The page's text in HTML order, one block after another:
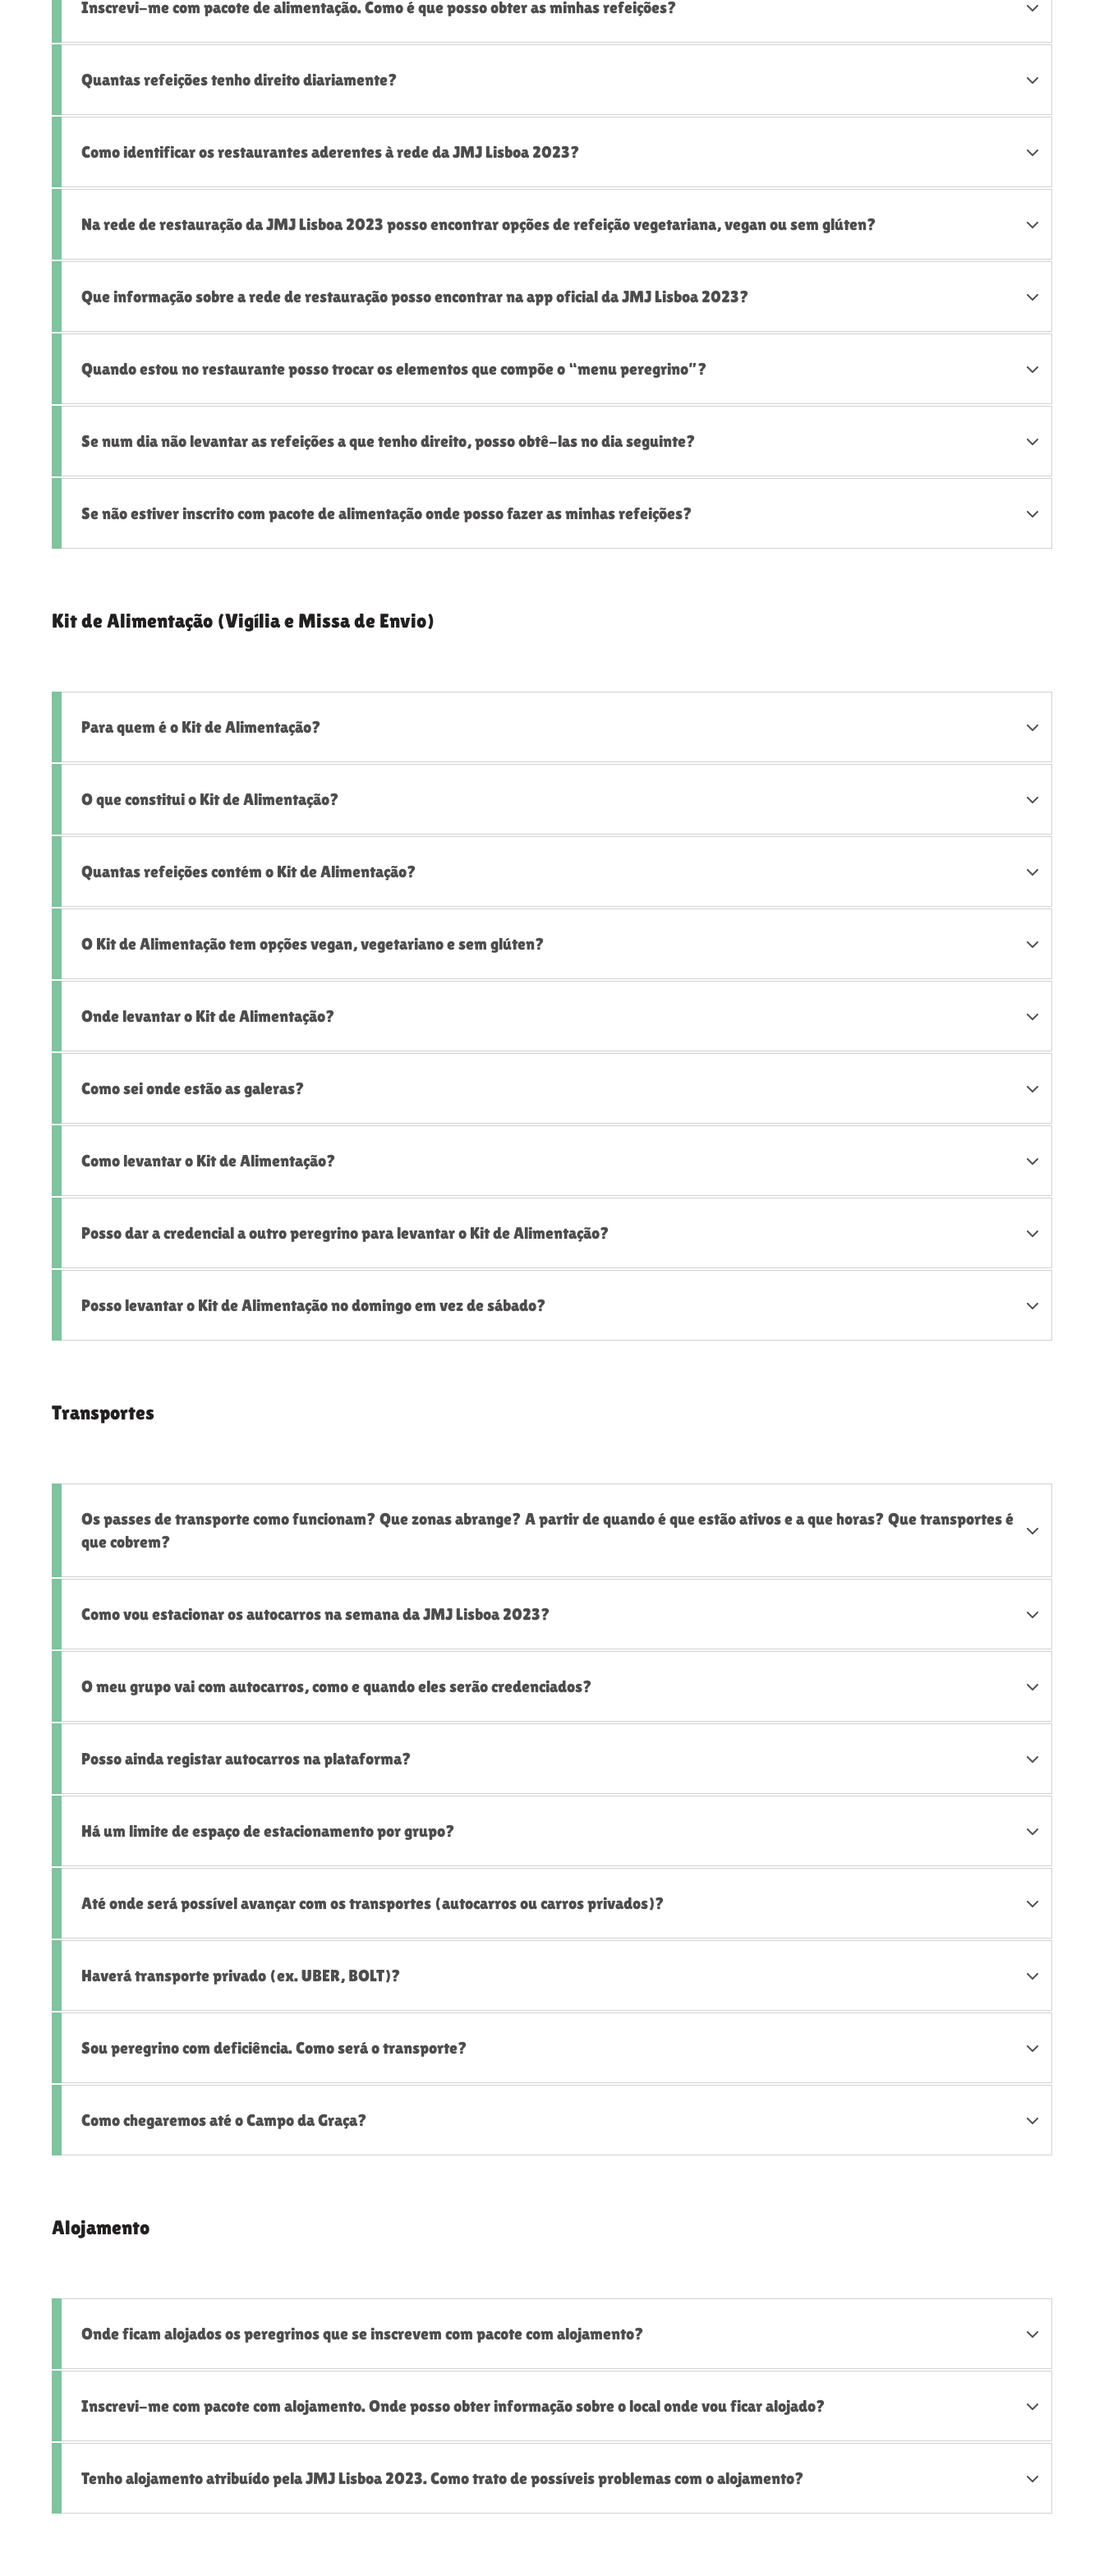
Inscrevi-me com pacote de alimentação. Como é que posso obter as minhas refeições?
Quantas refeições tenho direito diariamente?
Como identificar os restaurantes aderentes à rede da JMJ Lisboa 2023?
Na rede de restauração da JMJ Lisboa 2023 posso encontrar opções de refeição vegetariana, vegan ou sem glúten?
Que informação sobre a rede de restauração posso encontrar na app oficial da JMJ Lisboa 2023?
Quando estou no restaurante posso trocar os elementos que compõe o “menu peregrino”?
Se num dia não levantar as refeições a que tenho direito, posso obtê-las no dia seguinte?
Se não estiver inscrito com pacote de alimentação onde posso fazer as minhas refeições?
Kit de Alimentação (Vigília e Missa de Envio)
Para quem é o Kit de Alimentação?
O que constitui o Kit de Alimentação?
Quantas refeições contém o Kit de Alimentação?
O Kit de Alimentação tem opções vegan, vegetariano e sem glúten?
Onde levantar o Kit de Alimentação?
Como sei onde estão as galeras?
Como levantar o Kit de Alimentação?
Posso dar a credencial a outro peregrino para levantar o Kit de Alimentação?
Posso levantar o Kit de Alimentação no domingo em vez de sábado?
Transportes
Os passes de transporte como funcionam? Que zonas abrange? A partir de quando é que estão ativos e a que horas? Que transportes é
que cobrem?
Como vou estacionar os autocarros na semana da JMJ Lisboa 2023?
O meu grupo vai com autocarros, como e quando eles serão credenciados?
Posso ainda registar autocarros na plataforma?
Há um limite de espaço de estacionamento por grupo?
Até onde será possível avançar com os transportes (autocarros ou carros privados)?
Haverá transporte privado (ex. UBER, BOLT)?
Sou peregrino com deficiência. Como será o transporte?
Como chegaremos até o Campo da Graça?
Alojamento
Onde ficam alojados os peregrinos que se inscrevem com pacote com alojamento?
Inscrevi-me com pacote com alojamento. Onde posso obter informação sobre o local onde vou ficar alojado?
Tenho alojamento atribuído pela JMJ Lisboa 2023. Como trato de possíveis problemas com o alojamento?